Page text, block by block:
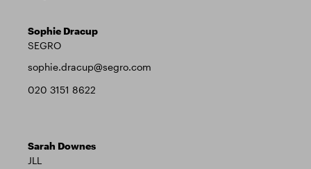
Sophie Dracup
SEGRO
sophie.dracup@segro.com
020 3151 8622
Sarah Downes
JLL